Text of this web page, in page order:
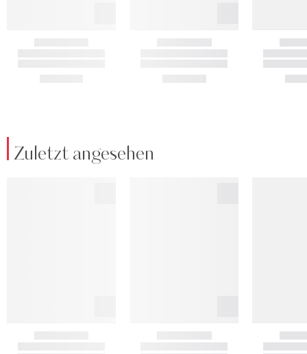
Zuletzt angesehen